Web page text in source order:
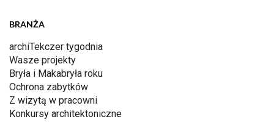
BRANŻA
archiTekczer tygodnia
Wasze projekty
Bryła i Makabryła roku
Ochrona zabytków
Z wizytą w pracowni
Konkursy architektoniczne